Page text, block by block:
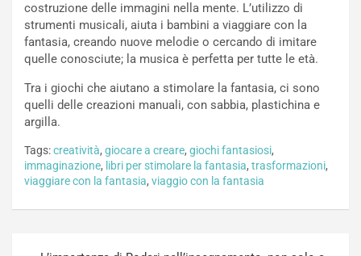
costruzione delle immagini nella mente. L’utilizzo di
strumenti musicali, aiuta i bambini a viaggiare con la
fantasia, creando nuove melodie o cercando di imitare
quelle conosciute; la musica è perfetta per tutte le età.
Tra i giochi che aiutano a stimolare la fantasia, ci sono
quelli delle creazioni manuali, con sabbia, plastichina e
argilla.
Tags:creatività, giocare a creare, giochi fantasiosi,
immaginazione, libri per stimolare la fantasia, trasformazioni,
viaggiare con la fantasia, viaggio con la fantasia